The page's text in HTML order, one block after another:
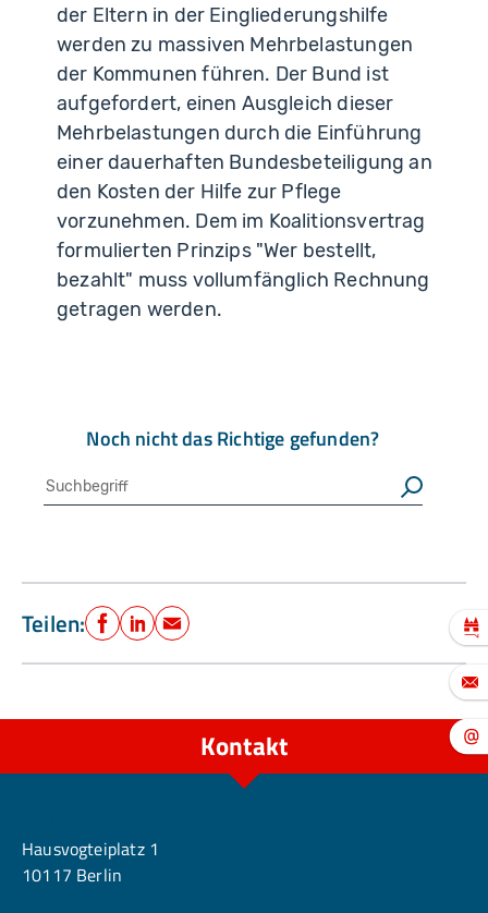
der Eltern in der Eingliederungshilfe
werden zu massiven Mehrbelastungen
der Kommunen führen. Der Bund ist
aufgefordert, einen Ausgleich dieser
Mehrbelastungen durch die Einführung
einer dauerhaften Bundesbeteiligung an
den Kosten der Hilfe zur Pflege
vorzunehmen. Dem im Koalitionsvertrag
formulierten Prinzips "Wer bestellt,
bezahlt" muss vollumfänglich Rechnung
getragen werden.
Noch nicht das Richtige gefunden?
Suche Suchen
Teilen: Facebook
LinkedIn
E-Mail
Kontakt
Hausvogteiplatz 1
10117 Berlin